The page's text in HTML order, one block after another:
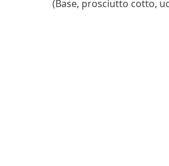
(Base, prosciutto cotto,